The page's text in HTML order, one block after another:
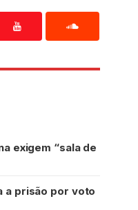
exigem “sala de
a prisão por voto